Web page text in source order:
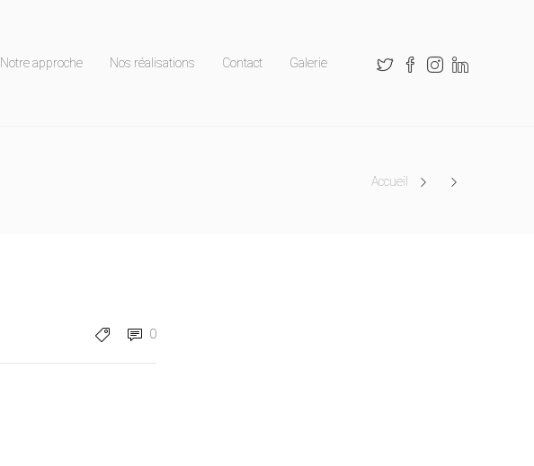
Notre approche Nos réalisations Contact Galerie
Accueil
0